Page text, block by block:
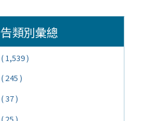
類別彙總
( 1,539 )
( 245 )
( 37 )